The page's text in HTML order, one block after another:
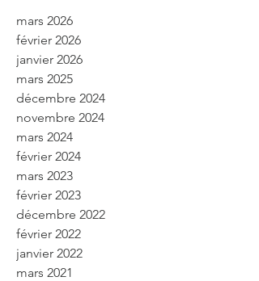
mars 2026
février 2026
janvier 2026
mars 2025
décembre 2024
novembre 2024
mars 2024
février 2024
mars 2023
février 2023
décembre 2022
février 2022
janvier 2022
mars 2021